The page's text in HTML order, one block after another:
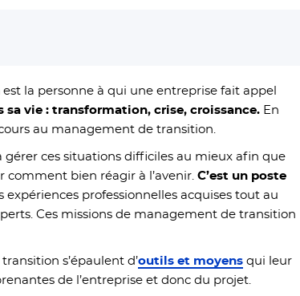
est la personne à qui une entreprise fait appel
sa vie : transformation, crise, croissance. En
au management de transition.
gérer ces situations difficiles au mieux afin que
comment bien réagir à l’avenir.C’est un poste
expériences professionnelles acquises tout au
Ces missions de management de transition
s’épaulent d’outils et moyens qui leur
de l’entreprise et donc du projet.